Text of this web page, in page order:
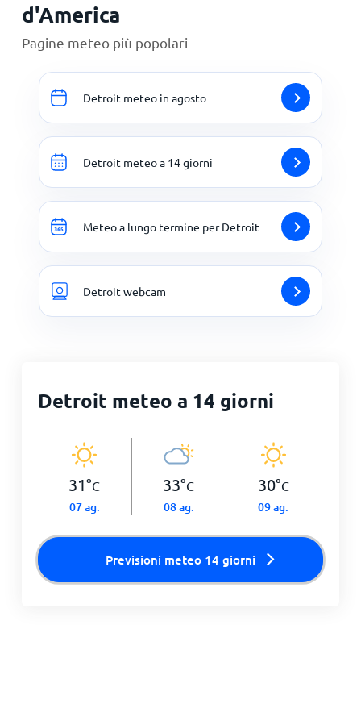
d'America
Pagine meteo più popolari
Detroit meteo in agosto
Detroit meteo a 14 giorni
Meteo a lungo termine per Detroit
Detroit webcam
Detroit meteo a 14 giorni
31°C
07 ag.
33°C
08 ag.
30°C
09 ag.
Previsioni meteo 14 giorni